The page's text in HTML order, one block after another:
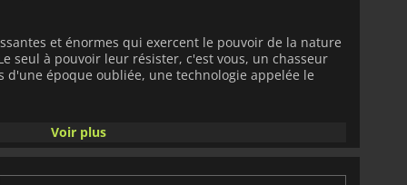
et énormes qui exercent le pouvoir de la nature
seul à pouvoir leur résister, c'est vous, un chasseur
d'une époque oubliée, une technologie appelée le
ancien. Chassez et combattez des Kemono dotés
les pour obtenir des ressources à intégrer à votre
de base pour fabriquer des armes, puis fusionnez-les
plus puissant. Enfin, utilisez le Karakuri Dragon
Voir plus